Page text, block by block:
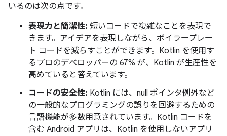
いるのは次の点です。
表現力と簡潔性: 短いコードで複雑なことを表現で
きます。アイデアを表現しながら、ボイラープレー
ト コードを減らすことができます。Kotlin を使用す
るプロのデベロッパーの 67% が、Kotlin が生産性を
高めていると答えています。
コードの安全性: Kotlin には、null ポインタ例外など
の一般的なプログラミングの誤りを回避するための
言語機能が多数用意されています。Kotlin コードを
含む Android アプリは、Kotlin を使用しないアプリ